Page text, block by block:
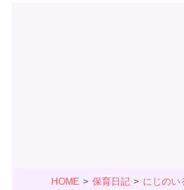
HOME 保育日記 にじのい